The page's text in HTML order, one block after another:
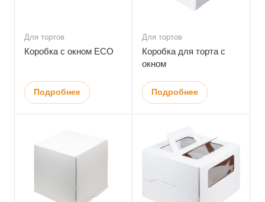
Для тортов
Коробка с окном ECO
Подробнее
Для тортов
Коробка для торта с
окном
Подробнее